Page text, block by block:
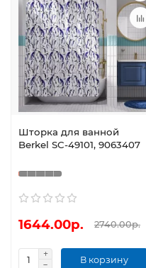
Шторка для ванной
Berkel SC-49101, 9063407
1644.00р. 2740.00р.
В корзину